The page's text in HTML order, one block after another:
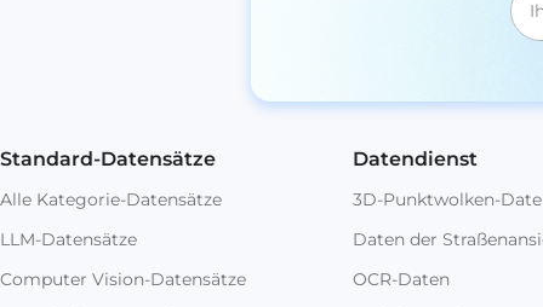
Standard-Datensätze
Alle Kategorie-Datensätze
LLM-Datensätze
Computer Vision-Datensätze
Datendienst
3D-Punktwolken-
Daten der
OCR-Daten